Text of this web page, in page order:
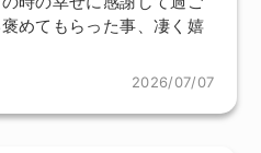
めてもらった事、凄く嬉
2026/07/07